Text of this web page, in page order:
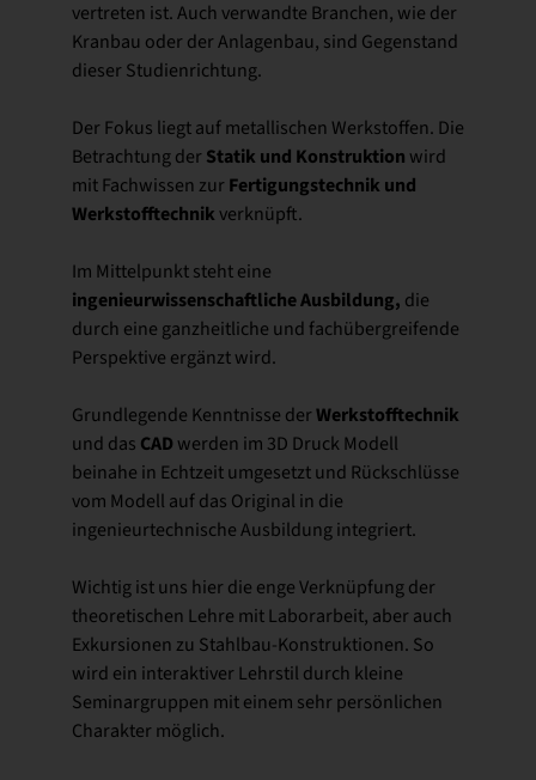
vertreten ist. Auch verwandte Branchen, wie der
Kranbau oder der Anlagenbau, sind Gegenstand
dieser Studienrichtung.
Der Fokus liegt auf metallischen Werkstoffen. Die
Betrachtung der Statik und Konstruktion wird
mit Fachwissen zur Fertigungstechnik und
Werkstofftechnik verknüpft.
Im Mittelpunkt steht eine
ingenieurwissenschaftliche Ausbildung, die
durch eine ganzheitliche und fachübergreifende
Perspektive ergänzt wird.
Grundlegende Kenntnisse der Werkstofftechnik
und das CAD werden im 3D Druck Modell
beinahe in Echtzeit umgesetzt und Rückschlüsse
vom Modell auf das Original in die
ingenieurtechnische Ausbildung integriert.
Wichtig ist uns hier die enge Verknüpfung der
theoretischen Lehre mit Laborarbeit, aber auch
Exkursionen zu Stahlbau-Konstruktionen. So
wird ein interaktiver Lehrstil durch kleine
Seminargruppen mit einem sehr persönlichen
Charakter möglich.